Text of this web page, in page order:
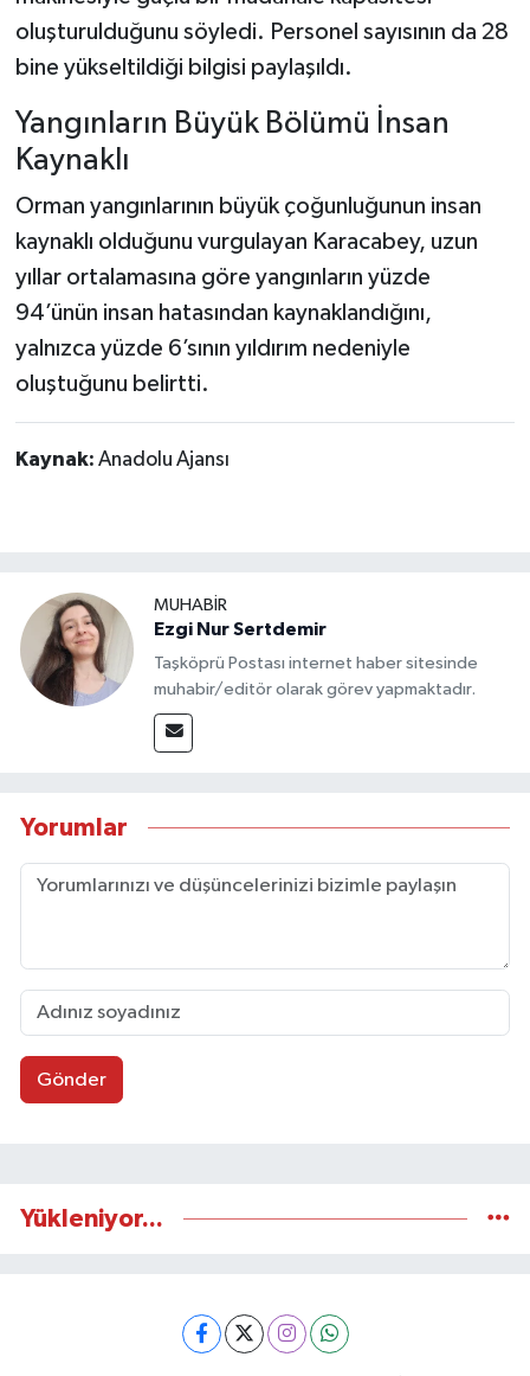
oluşturulduğunu söyledi. Personel sayısının da 28
bine yükseltildiği bilgisi paylaşıldı.
Yangınların Büyük Bölümü İnsan
Kaynaklı
Orman yangınlarının büyük çoğunluğunun insan
kaynaklı olduğunu vurgulayan Karacabey, uzun
yıllar ortalamasına göre yangınların yüzde
94’ünün insan hatasından kaynaklandığını,
yalnızca yüzde 6’sının yıldırım nedeniyle
oluştuğunu belirtti.
Kaynak: Anadolu Ajansı
MUHABİR
Ezgi Nur Sertdemir
Taşköprü Postası internet haber sitesinde
muhabir/editör olarak görev yapmaktadır.
Yorumlar
Gönder
Yükleniyor...